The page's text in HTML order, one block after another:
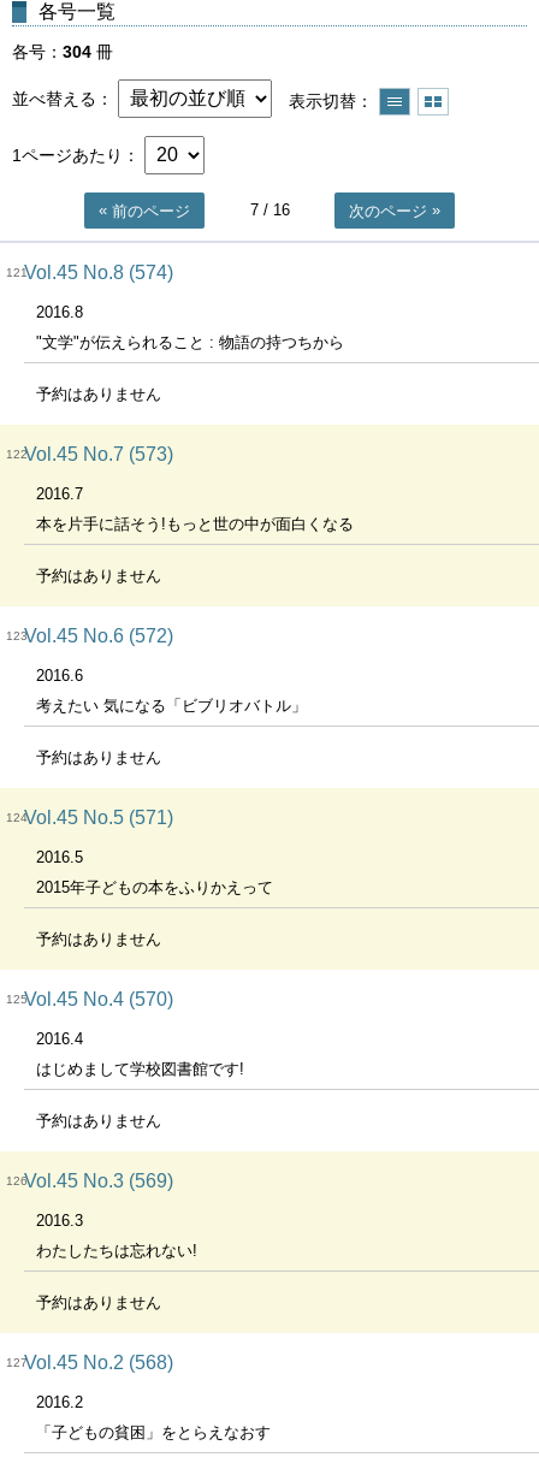
各号一覧
各号 304 冊
並べ替える 表示切替
1ページあたり
前のページ 7/ 16 次のページ
121Vol.45 No.8 (574)
2016.8
"文学"が伝えられること : 物語の持つちから
予約はありません
122Vol.45 No.7 (573)
2016.7
本を片手に話そう!もっと世の中が面白くなる
予約はありません
123Vol.45 No.6 (572)
2016.6
考えたい 気になる「ビブリオバトル」
予約はありません
124Vol.45 No.5 (571)
2016.5
2015年子どもの本をふりかえって
予約はありません
125Vol.45 No.4 (570)
2016.4
はじめまして学校図書館です!
予約はありません
126Vol.45 No.3 (569)
2016.3
わたしたちは忘れない!
予約はありません
127Vol.45 No.2 (568)
2016.2
「子どもの貧困」をとらえなおす